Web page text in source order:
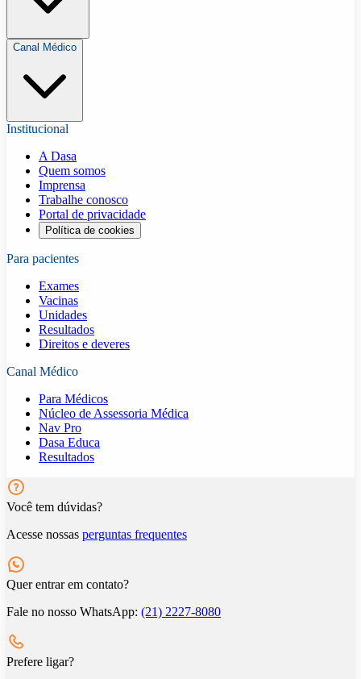
Canal Médico
Institucional
A Dasa
Quem somos
Imprensa
Trabalhe conosco
Portal de privacidade
Política de cookies
Para pacientes
Exames
Vacinas
Unidades
Resultados
Direitos e deveres
Canal Médico
Para Médicos
Núcleo de Assessoria Médica
Nav Pro
Dasa Educa
Resultados
Você tem dúvidas?
Acesse nossas perguntas frequentes
Quer entrar em contato?
Fale no nosso WhatsApp: (21) 2227-8080
Prefere ligar?